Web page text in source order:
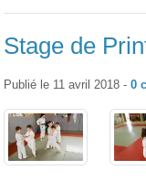
Stage de
Publié le 11 avril 2018 - 0